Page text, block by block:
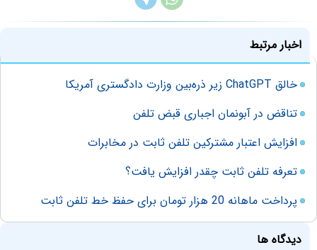
اخبار مرتبط
خالق ChatGPT زیر ذره‌بین وزارت دادگستری آمریکا
تناقض در آبونمان اجباری قبض تلفن
افزایش اعتبار مشترکین تلفن ثابت در مخابرات
تعرفه تلفن ثابت چقدر افزایش یافت؟
پرداخت ماهانه 20 هزار تومان برای حفظ خط تلفن ثابت
دیدگاه ها